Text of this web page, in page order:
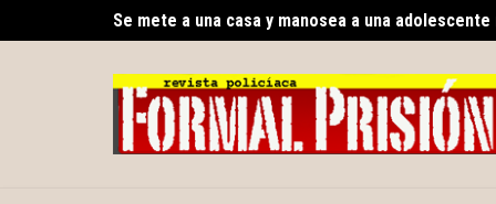
to
Se mete a una casa y manosea a una
Gobierno del Renacimiento Maya facilitará